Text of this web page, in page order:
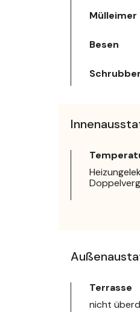
Mülleimer
Besen
Schrubber
Terrasse
nicht